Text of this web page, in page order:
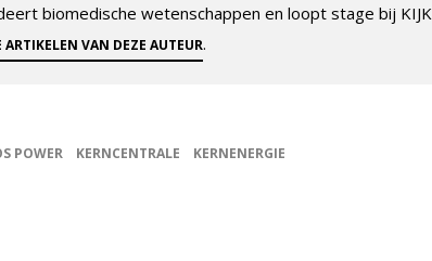
biomedische wetenschappen en loopt stage bij KIJK
ARTIKELEN VAN DEZE AUTEUR.
POWER KERNCENTRALE KERNENERGIE